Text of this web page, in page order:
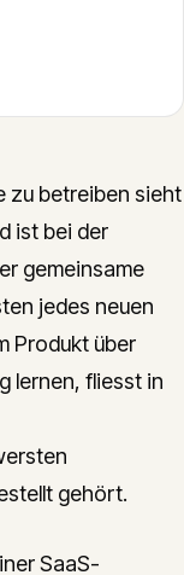
zu betreiben sieht
ist bei der
gemeinsame
jedes neuen
Produkt über
lernen, fliesst in
gehört.
SaaS-